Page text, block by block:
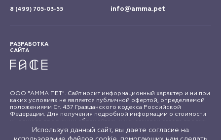
8 (499) 705-03-55 info@amma.pet
РАЗРАБОТКА
САЙТА
ООО "АММА ПЕТ". Сайт носит информационный характер и ни при
каких условиях не является публичной офертой, определяемой
положениями Ст. 437 Гражданского кодекса Российской
Федерации. Для получения подробной информации о стоимости
и наличию продукции обращайтесь к менеджерам отдела продаж
"АММА ПЕТ". Все права на материалы сайта amma.pet защищены в
соответствии с российским и международным законодательством
Используя данный сайт, вы даете согласие на